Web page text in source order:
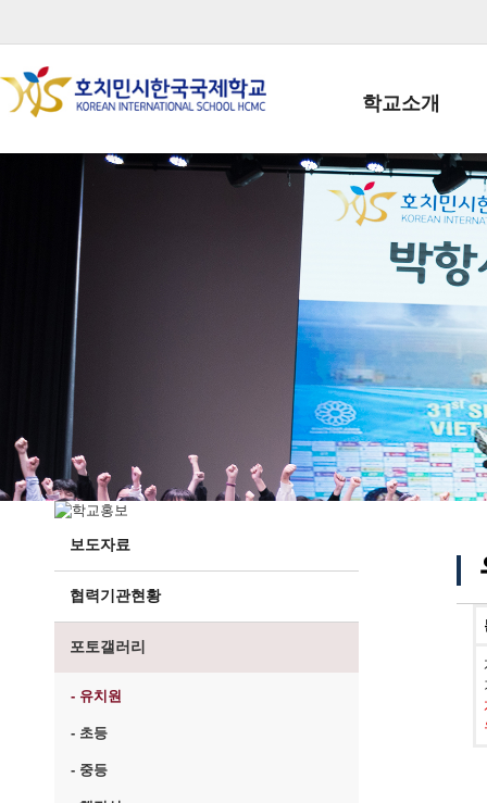
학교소개
학교장인사말
학생회장인사말
학교상징
학교 CI
교직원현황
학생현황
위치/전화
전경사진
보도자료
협력기관현황
포토갤러리
- 유치원
- 초등
- 중등